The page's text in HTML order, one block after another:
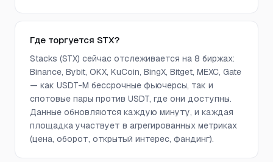
Где торгуется STX?
Stacks (STX) сейчас отслеживается на 8 биржах:
Binance, Bybit, OKX, KuCoin, BingX, Bitget, MEXC, Gate
— как USDT-M бессрочные фьючерсы, так и
спотовые пары против USDT, где они доступны.
Данные обновляются каждую минуту, и каждая
площадка участвует в агрегированных метриках
(цена, оборот, открытый интерес, фандинг).